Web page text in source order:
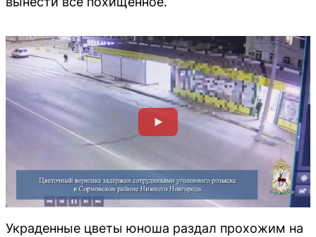
Украденные цветы юноша раздал прохожим на